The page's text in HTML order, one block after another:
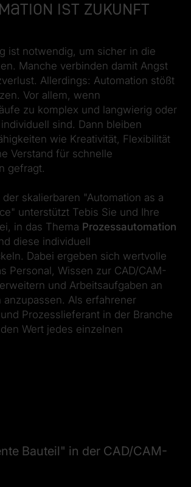
ist Zukunft
ist notwendig, um sicher in die
Manche verbinden damit Angst
Allerdings: Automation stößt
Vor allem, wenn
zu komplex und langwierig oder
sind. Dann bleiben
wie Kreativität, Flexibilität
Verstand für schnelle
gefragt.
skalierbaren "Automation as a
unterstützt Tebis Sie und Ihre
in das Thema Prozessautomation
diese individuell
Dabei ergeben sich wertvolle
Personal, Wissen zur CAD/CAM-
und Arbeitsaufgaben an
anzupassen. Als erfahrener
Prozesslieferant in der Branche
Wert jedes einzelnen
Bauteil" in der CAD/CAM-